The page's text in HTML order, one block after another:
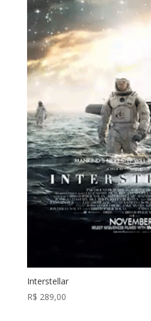
Interstellar
R$ 289,00